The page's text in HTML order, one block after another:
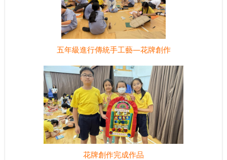
五年級進行傳統手工藝—花牌創作
花牌創作完成作品